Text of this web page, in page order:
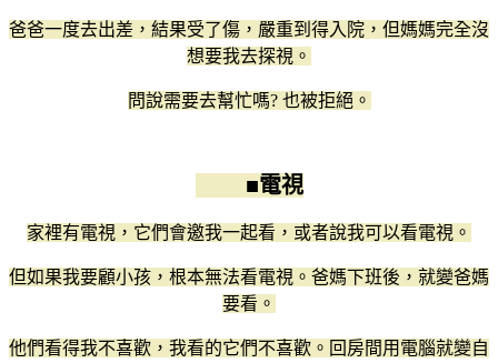
爸爸一度去出差，結果受了傷，嚴重到得入院，但媽媽完全沒
想要我去探視。
問說需要去幫忙嗎? 也被拒絕。
■電視
家裡有電視，它們會邀我一起看，或者說我可以看電視。
但如果我要顧小孩，根本無法看電視。爸媽下班後，就變爸媽
要看。
他們看得我不喜歡，我看的它們不喜歡。回房間用電腦就變自